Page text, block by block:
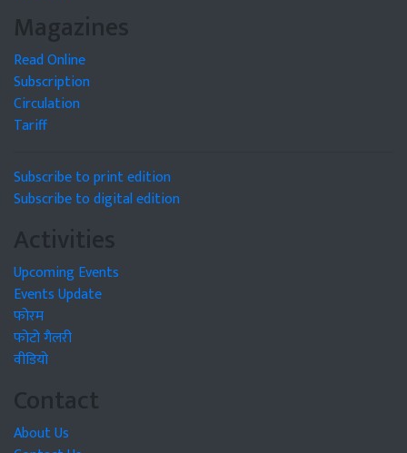
Magazines
Read Online
Subscription
Circulation
Tariff
Subscribe to print edition
Subscribe to digital edition
Activities
Upcoming Events
Events Update
फोरम
फोटो गैलरी
वीडियो
Contact
About Us